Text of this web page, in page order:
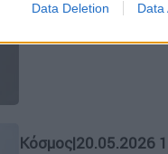
Data Deletion Data
Επιβάρυνση ανά
πλέον τα
Κόσμος|20.05.2026